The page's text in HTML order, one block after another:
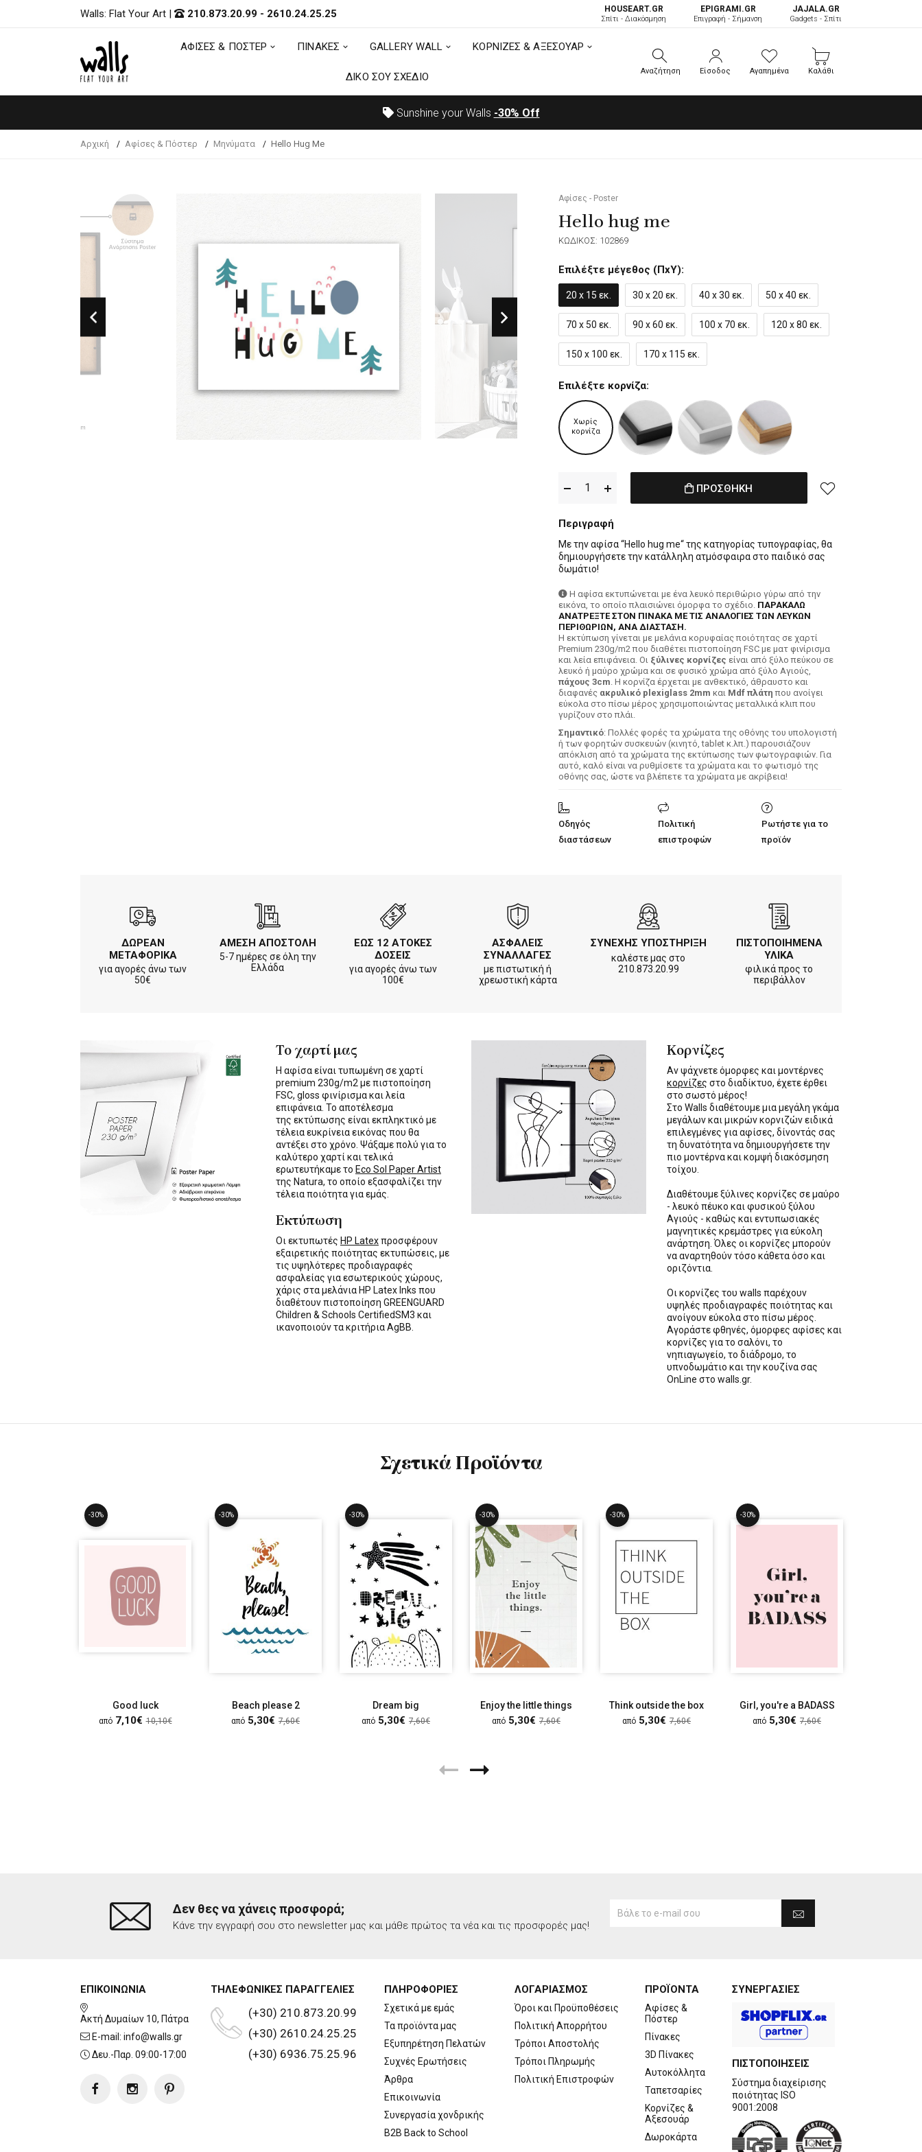
ΑΦΙΣΕΣ & ΠΟΣΤΕΡ ΠΙΝΑΚΕΣ
ΔΙΚΟ ΣΟΥ ΣΧΕΔΙΟ
Walls: Flat Your Art | 210.873.20.99 - 2610.24.25.25 HOUSEART.GR
Σπίτι - Διακόσμηση
ΕPIGRAMI.GR
Επιγραφή - Σήμανση
JAJALA.GR
Gadgets - Σπίτι
ΑΦΙΣΕΣ & ΠΟΣΤΕΡ ΠΙΝΑΚΕΣ GALLERY WALL ΚΟΡΝΙΖΕΣ & ΑΞΕΣΟΥΑΡ
ΔΙΚΟ ΣΟΥ ΣΧΕΔΙΟ Αναζήτηση Είσοδος Αγαπημένα Καλάθι
Sunshine your Walls -30% Off
Αρχική Αφίσες & Πόστερ Μηνύματα Hello Hug Me
Αφίσες - Poster
Hello hug me
ΚΩΔΙΚΟΣ: 102869
Επιλέξτε μέγεθος (ΠxΥ):
20 x 15 εκ. 30 x 20 εκ. 40 x 30 εκ. 50 x 40 εκ.
70 x 50 εκ. 90 x 60 εκ. 100 x 70 εκ. 120 x 80 εκ.
150 x 100 εκ. 170 x 115 εκ.
Επιλέξτε κορνίζα:
Χωρίς
κορνίζα
ΠΡΟΣΘΗΚΗ
Περιγραφή
Με την αφίσα “Hello hug me“ της κατηγορίας τυπογραφίας, θα
δημιουργήσετε την κατάλληλη ατμόσφαιρα στο παιδικό σας
δωμάτιο!
Η αφίσα εκτυπώνεται με ένα λευκό περιθώριο γύρω από την
εικόνα, το οποίο πλαισιώνει όμορφα το σχέδιο. ΠΑΡΑΚΑΛΩ
ΑΝΑΤΡΕΞΤΕ ΣΤΟΝ ΠΙΝΑΚΑ ΜΕ ΤΙΣ ΑΝΑΛΟΓΙΕΣ ΤΩΝ ΛΕΥΚΩΝ
ΠΕΡΙΘΩΡΙΩΝ, ΑΝΑ ΔΙΑΣΤΑΣΗ.
H εκτύπωση γίνεται με μελάνια κορυφαίας ποιότητας σε χαρτί
Premium 230g/m2 που διαθέτει πιστοποίηση FSC με ματ φινίρισμα
και λεία επιφάνεια. Οι ξύλινες κορνίζες είναι από ξύλο πεύκου σε
λευκό ή μαύρο χρώμα και σε φυσικό χρώμα από ξύλο Αγιούς,
πάχους 3cm. Η κορνίζα έρχεται με ανθεκτικό, άθραυστο και
διαφανές ακρυλικό plexiglass 2mm και Mdf πλάτη που ανοίγει
εύκολα στο πίσω μέρος χρησιμοποιώντας μεταλλικά κλιπ που
γυρίζουν στο πλάι.
Σημαντικό: Πολλές φορές τα χρώματα της οθόνης του υπολογιστή
ή των φορητών συσκευών (κινητό, tablet κ.λπ.) παρουσιάζουν
απόκλιση από τα χρώματα της εκτύπωσης των φωτογραφιών. Για
αυτό, καλό είναι να ρυθμίσετε τα χρώματα και το φωτισμό της
οθόνης σας, ώστε να βλέπετε τα χρώματα με ακρίβεια!
Οδηγός
διαστάσεων
Πολιτική
επιστροφών
Ρωτήστε για το
προϊόν
ΔΩΡΕΑΝ
ΜΕΤΑΦΟΡΙΚΑ
για αγορές άνω των
50€
ΑΜΕΣΗ ΑΠΟΣΤΟΛΗ
5-7 ημέρες σε όλη την
Ελλάδα
ΕΩΣ 12 ΑΤΟΚΕΣ
ΔΟΣΕΙΣ
για αγορές άνω των
100€
ΑΣΦΑΛΕΙΣ
ΣΥΝΑΛΛΑΓΕΣ
με πιστωτική ή
χρεωστική κάρτα
ΣΥΝΕΧΗΣ ΥΠΟΣΤΗΡΙΞΗ
καλέστε μας στο
210.873.20.99
ΠΙΣΤΟΠΟΙΗΜΕΝΑ
ΥΛΙΚΑ
φιλικά προς το
περιβάλλον
Το χαρτί μας
Η αφίσα είναι τυπωμένη σε χαρτί
premium 230g/m2 με πιστοποίηση
FSC, gloss φινίρισμα και λεία
επιφάνεια. Το αποτέλεσμα
της εκτύπωσης είναι εκπληκτικό με
τέλεια ευκρίνεια εικόνας που θα
αντέξει στο χρόνο. Ψάξαμε πολύ για το
καλύτερο χαρτί και τελικά
ερωτευτήκαμε το Eco Sol Paper Artist
της Natura, το οποίο εξασφαλίζει την
τέλεια ποιότητα για εμάς.
Εκτύπωση
Οι εκτυπωτές HP Latexπροσφέρουν
εξαιρετικής ποιότητας εκτυπώσεις, με
τις υψηλότερες προδιαγραφές
ασφαλείας για εσωτερικούς χώρους,
χάρις στα μελάνια HP Latex Inks που
διαθέτουν πιστοποίηση GREENGUARD
Children & Schools CertifiedSM3 και
ικανοποιούν τα κριτήρια AgBB.
Κορνίζες
Αν ψάχνετε όμορφες και μοντέρνες
κορνίζες στο διαδίκτυο, έχετε έρθει
στο σωστό μέρος!
Στο Walls διαθέτουμε μια μεγάλη γκάμα
μεγάλων και μικρών κορνιζών ειδικά
επιλεγμένες για αφίσες, δίνοντάς σας
τη δυνατότητα να δημιουργήσετε την
πιο μοντέρνα και κομψή διακόσμηση
τοίχου.
Διαθέτουμε ξύλινες κορνίζες σε μαύρο
- λευκό πέυκο και φυσικού ξύλου
Αγιούς - καθώς και εντυπωσιακές
μαγνητικές κρεμάστρες για εύκολη
ανάρτηση. Όλες οι κορνίζες μπορούν
να αναρτηθούν τόσο κάθετα όσο και
οριζόντια.
Οι κορνίζες του walls παρέχουν
υψηλές προδιαγραφές ποιότητας και
ανοίγουν εύκολα στο πίσω μέρος.
Αγοράστε φθηνές, όμορφες αφίσες και
κορνίζες για το σαλόνι, το
νηπιαγωγείο, το διάδρομο, το
υπνοδωμάτιο και την κουζίνα σας
OnLine στο walls.gr.
Σχετικά Προϊόντα
-30%
Good luck
από 7,10€ 10,10€
-30%
Beach please 2
από 5,30€ 7,60€
-30%
Dream big
από 5,30€ 7,60€
-30%
Enjoy the little things
από 5,30€ 7,60€
-30%
Think outside the box
από 5,30€ 7,60€
-30%
Girl, you're a BADASS
από 5,30€ 7,60€
Δεν θες να χάνεις προσφορά;
Κάνε την εγγραφή σου στο newsletter μας και μάθε πρώτος τα νέα και τις προσφορές μας!
ΕΠΙΚΟΙΝΩΝΙΑ
Ακτή Δυμαίων 10, Πάτρα
E-mail: info@walls.gr
Δευ.-Παρ. 09:00-17:00
ΤΗΛΕΦΩΝΙΚΕΣ ΠΑΡΑΓΓΕΛΙΕΣ
(+30) 210.873.20.99
(+30) 2610.24.25.25
(+30) 6936.75.25.96
ΠΛΗΡΟΦΟΡΙΕΣ
Σχετικά με εμάς
Τα προϊόντα μας
Εξυπηρέτηση Πελατών
Συχνές Ερωτήσεις
Άρθρα
Επικοινωνία
Συνεργασία χονδρικής
B2B Back to School
ΛΟΓΑΡΙΑΣΜΟΣ
Όροι και Προϋποθέσεις
Πολιτική Απορρήτου
Τρόποι Αποστολής
Τρόποι Πληρωμής
Πολιτική Επιστροφών
ΠΡΟΪΟΝΤΑ
Αφίσες &
Πόστερ
Πίνακες
3D Πίνακες
Αυτοκόλλητα
Ταπετσαρίες
Κορνίζες &
Αξεσουάρ
Δωροκάρτα
ΣΥΝΕΡΓΑΣΙΕΣ
ΠΙΣΤΟΠΟΙΗΣΕΙΣ
Σύστημα διαχείρισης
ποιότητας ISO
9001:2008